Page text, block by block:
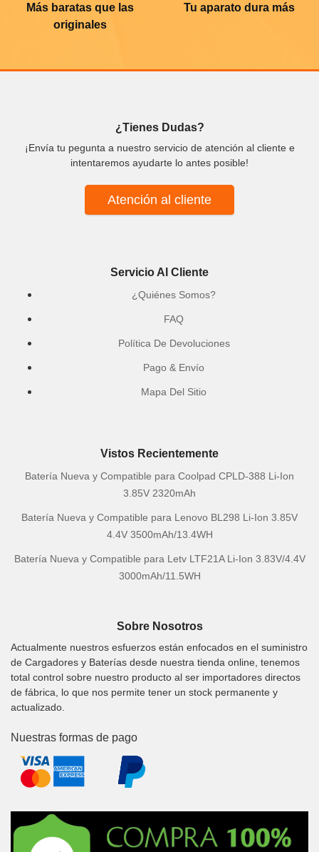
Más baratas que las
originales
Tu aparato dura más
¿Tienes Dudas?
¡Envía tu pegunta a nuestro servicio de atención al cliente e
intentaremos ayudarte lo antes posible!
Atención al cliente
Servicio Al Cliente
¿Quiénes Somos?
FAQ
Política De Devoluciones
Pago & Envío
Mapa Del Sitio
Vistos Recientemente
Batería Nueva y Compatible para Coolpad CPLD-388 Li-Ion
3.85V 2320mAh
Batería Nueva y Compatible para Lenovo BL298 Li-Ion 3.85V
4.4V 3500mAh/13.4WH
Batería Nueva y Compatible para Letv LTF21A Li-Ion 3.83V/4.4V
3000mAh/11.5WH
Sobre Nosotros
Actualmente nuestros esfuerzos están enfocados en el suministro
de Cargadores y Baterías desde nuestra tienda online, tenemos
total control sobre nuestro producto al ser importadores directos
de fábrica, lo que nos permite tener un stock permanente y
actualizado.
Nuestras formas de pago